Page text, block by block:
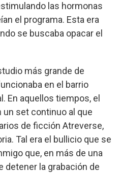
las hormonas
el programa. Esta era
se buscaba opacar el
más grande de
en el barrio
En aquellos tiempos, el
un set continuo al que
de ficción Atreverse,
Tal era el bullicio que se
que, en más de una
detener la grabación de